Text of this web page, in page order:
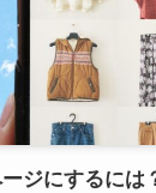
ージにするに